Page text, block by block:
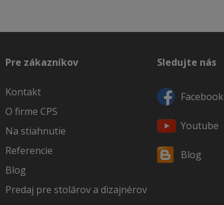
Pre zákazníkov
Kontakt
O firme CPS
Na stiahnutie
Referencie
Blog
Predaj pre stolárov a dizajnérov
Sledujte nás
Facebook
Youtube
Blog